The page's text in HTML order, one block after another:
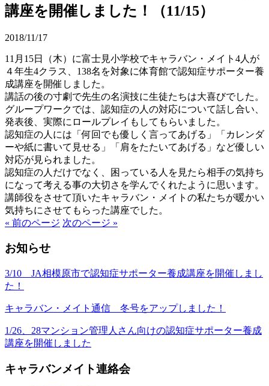
講座を開催しました！（11/15）
2018/11/17
11月15日（木） に富士見小学校でキャラバン・メイト4人が
４年生4クラス、 138名を対象に体育館で認知症サポーター養
成講座を開催しました。
講話の後の寸劇で先生の名演技に生徒たちは大喜びでした。
グループワークでは、認知症の人の対応について話し合い、
発表後、実際にロールプレイもしてもらいました。
認知症の人には「何回でも優しく言ってあげる」「 カレンダ
ーや紙に書いて見せる」「肩をたたいてあげる」など優しい
対応が見られました。
認知症の人だけでなく、
困っている人を見たら相手の気持ち
になって考える事の大切さを学んでくれたように思います。
講師役をさせて頂いたキャラバン・メイトの私たちが暖かい
気持ちにさせてもらった講座でした。
« 前のページ 次のページ »
お知らせ
3/10 JA相模原市で認知症サポーター養成講座を開催しまし
た！
キャラバン・メイト通信 冬号をアップしました！
1/26、28マンション管理人さん向けの認知症サポーター養成
講座を開催しました
キャラバンメイト連絡会